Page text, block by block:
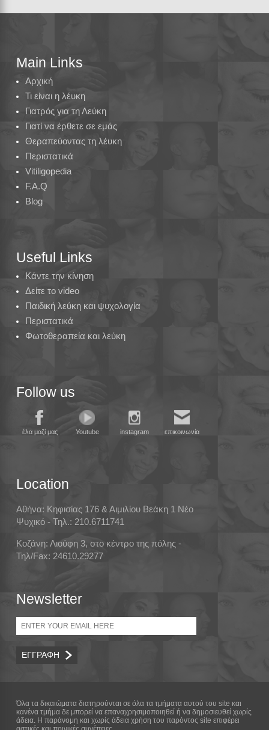
Main Links
Αρχική
Τι είναι η λέυκη
Γιατρός για τη Λεύκη
Γιατί να έρθετε σε εμάς
Θεραπεύοντας τη λέυκη
Περιστατικά
Vitiligopedia
F.A.Q
Blog
Useful Links
Κάντε την κίνηση
Δείτε το video
Παιδική λεύκη και ψυχολογία
Περιστατικά
Φωτοθεραπεία και λεύκη
Follow us
έλα μαζί μας Youtube instagram επικοινωνία
Location
Αθήνα: Κηφισίας 176 & Αιμιλίου Βεάκη 1 Νέο
Ψυχικό - Τηλ.: 210.6711741
Κοζάνη: Λιούφη 3, στο κέντρο της πόλης -
Τηλ/Fax: 24610.29277
Newsletter
Email
Όλα τα δικαιώματα διατηρούνται σε όλα τα τμήματα αυτού του site και
κανένα τμήμα δε μπορεί να επαναχρησιμοποιηθεί ή να δημοσιευθεί χωρίς
άδεια. Η παράνομη και χωρίς άδεια χρήση του παρόντος site επιφέρει